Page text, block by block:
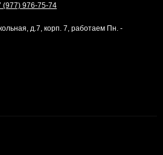
(977) 976-75-74
д.7, корп. 7, работаем Пн. -